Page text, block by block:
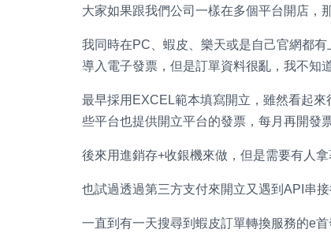
大家如果跟我們公司一樣在多個平台開店，
我同時在PC、蝦皮、樂天或是自己官網都
導入電子發票，但是訂單資料很亂，我不知
最早採用EXCEL範本填寫開立，雖然看起
些平台也提供開立平台的發票，每月再開發
後來用進銷存+收銀機來做，但是需要有人
也試過透過第三方支付來開立又遇到API串
一直到有一天搜尋到蝦皮訂單轉換服務的e